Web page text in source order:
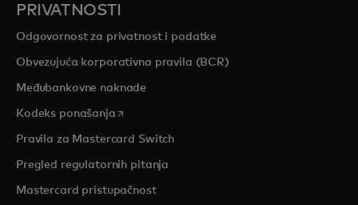
PRIVATNOSTI
Odgovornost za privatnost i podatke
Obvezujuća korporativna pravila (BCR)
Međubankovne naknade
Kodeks ponašanjaopens in a new tab
Pravila za Mastercard Switch
Pregled regulatornih pitanja
Mastercard pristupačnost